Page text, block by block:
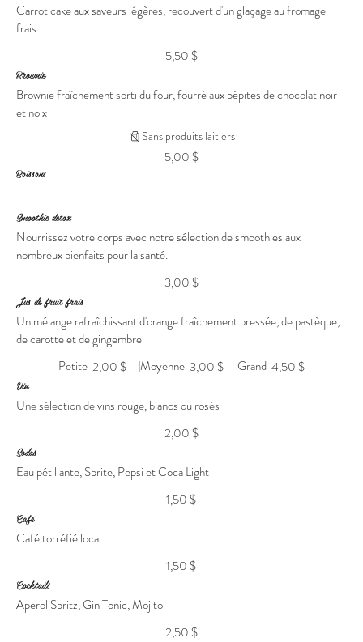
Carrot cake aux saveurs légères, recouvert d'un glaçage au fromage
frais
5,50 $
Brownie
Brownie fraîchement sorti du four, fourré aux pépites de chocolat noir
et noix
5,00 $
Sans produits laitiers
Boissons
Smoothie detox
Nourrissez votre corps avec notre sélection de smoothies aux
nombreux bienfaits pour la santé.
3,00 $
Jus de fruit frais
Un mélange rafraîchissant d'orange fraîchement pressée, de pastèque,
de carotte et de gingembre
Petite 2,00 $ Moyenne 3,00 $ Grand 4,50 $
Vin
Une sélection de vins rouge, blancs ou rosés
2,00 $
Sodas
Eau pétillante, Sprite, Pepsi et Coca Light
1,50 $
Café
Café torréfié local
1,50 $
Cocktails
Aperol Spritz, Gin Tonic, Mojito
2,50 $